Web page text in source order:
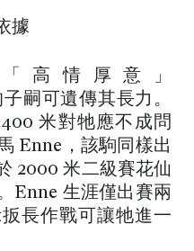
據
「高情厚意」
嗣可遺傳其長力。
米對牠應不成問
Enne，該駒同樣出
2000 米二級賽花仙
Enne 生涯僅出賽兩
長作戰可讓牠進一